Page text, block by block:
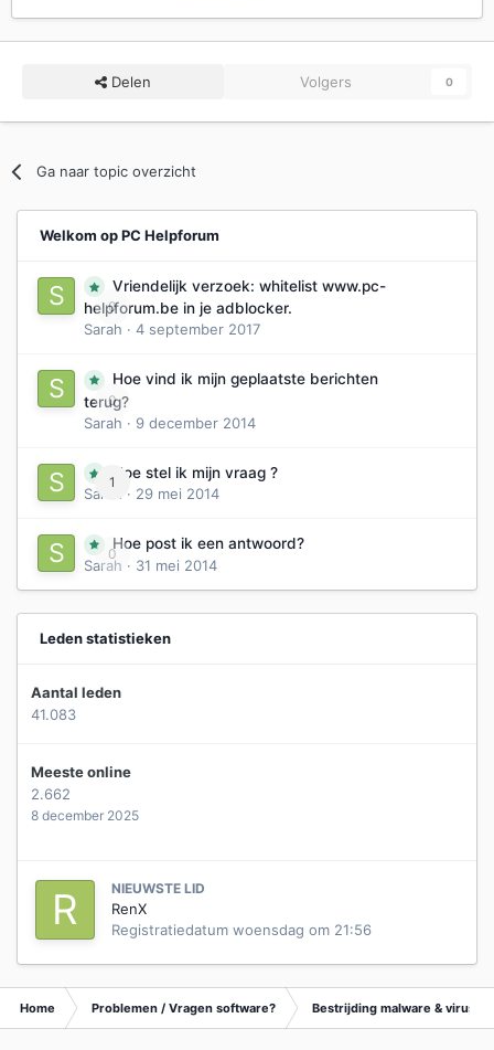
Delen Volgers 0
Ga naar topic overzicht
Welkom op PC Helpforum
0
Vriendelijk verzoek: whitelist www.pc-
helpforum.be in je adblocker.
Sarah · 4 september 2017
0
Hoe vind ik mijn geplaatste berichten
terug?
Sarah · 9 december 2014
1
Hoe stel ik mijn vraag ?
Sarah
· 29 mei 2014
0
Hoe post ik een antwoord?
Sarah · 31 mei 2014
Leden statistieken
Aantal leden
41.083
Meeste online
2.662
8 december 2025
NIEUWSTE LID
RenX
Registratiedatum woensdag om 21:56
Home Problemen / Vragen software? Bestrijding malware &